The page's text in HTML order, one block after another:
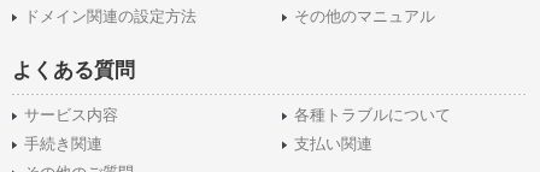
ドメイン関連の設定方法
その他のマニュアル
よくある質問
サービス内容
各種トラブルについて
手続き関連
支払い関連